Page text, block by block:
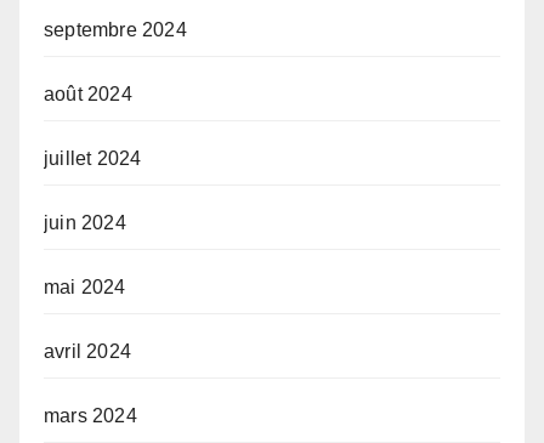
septembre 2024
août 2024
juillet 2024
juin 2024
mai 2024
avril 2024
mars 2024